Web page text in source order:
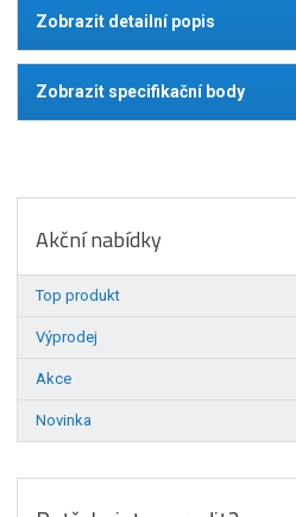
Zobrazit detailní popis
Zobrazit specifikační body
Akční nabídky
Top produkt
Výprodej
Akce
Novinka